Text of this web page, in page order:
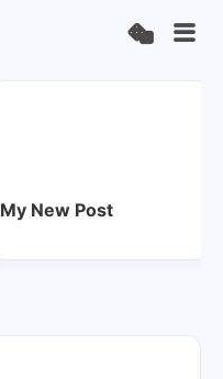
My New Post